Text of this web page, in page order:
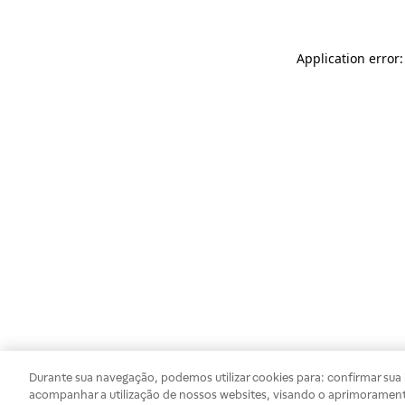
Application
Durante sua navegação, podemos utilizar cookies para: confirmar
acompanhar a utilização de nossos websites, visando o